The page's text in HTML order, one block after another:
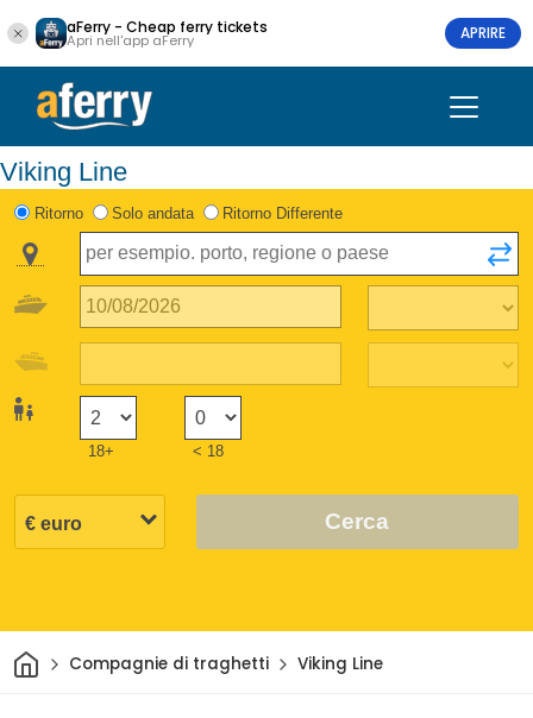
aFerry - Cheap ferry tickets
Apri nell'app aFerry APRIRE
Viking Line
Ritorno Solo andata Ritorno Differente
18+ < 18
Cerca
CasaCompagnie di traghetti Viking Line